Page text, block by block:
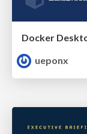
ueponx